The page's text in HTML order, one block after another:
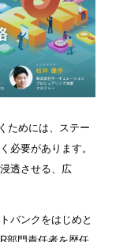
ためには、ステー
必要があります。
透させる、広
バンクをはじめと